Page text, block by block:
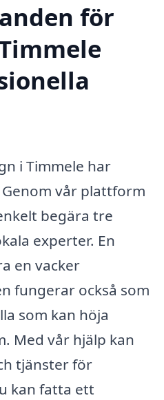
för
i Timmele har
vår plattform
begära tre
experter. En
en vacker
fungerar också som
som kan höja
Med vår hjälp kan
tjänster för
kan fatta ett